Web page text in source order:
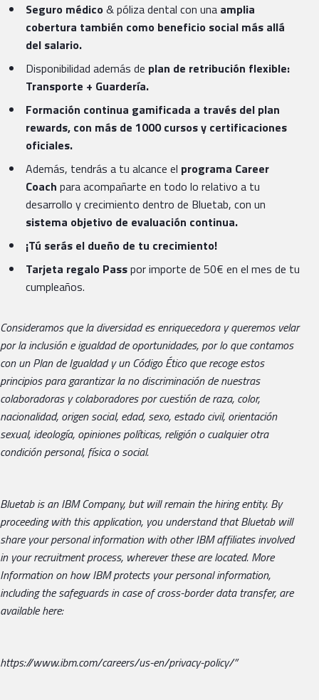
Seguro médico& póliza dental con una amplia
cobertura también como beneficio social más allá
del salario.
Disponibilidad además de plan de retribución flexible:
Transporte + Guardería.
Formación continua gamificada a través del plan
rewards, con más de 1000 cursos y certificaciones
oficiales.
Además, tendrás a tu alcance el programa Career
Coach para acompañarte en todo lo relativo a tu
desarrollo y crecimiento dentro de Bluetab, con un
sistema objetivo de evaluación continua.
¡Tú serás el dueño de tu crecimiento!
Tarjeta regalo Passpor importe de 50€ en el mes de tu
cumpleaños.
Consideramos que la diversidad es enriquecedora y queremos velar
por la inclusión e igualdad de oportunidades, por lo que contamos
con un Plan de Igualdad y un Código Ético que recoge estos
principios para garantizar la no discriminación de nuestras
colaboradoras y colaboradores por cuestión de raza, color,
nacionalidad, origen social, edad, sexo, estado civil, orientación
sexual, ideología, opiniones políticas, religión o cualquier otra
condición personal, física o social.
Bluetab is an IBM Company, but will remain the hiring entity. By
proceeding with this application, you understand that Bluetab will
share your personal information with other IBM affiliates involved
in your recruitment process, wherever these are located. More
Information on how IBM protects your personal information,
including the safeguards in case of cross-border data transfer, are
available here:
https://www.ibm.com/careers/us-en/privacy-policy/”